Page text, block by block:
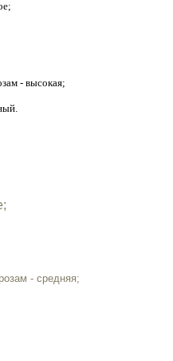
- высокая;
- средняя;